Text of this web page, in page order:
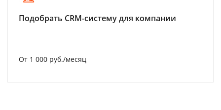
Подобрать CRM-систему для компании
От 1 000 руб./месяц